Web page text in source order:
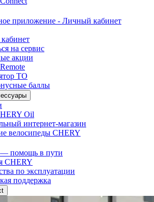
приложение - Личный кабинет
на сервис
акции
ТО
баллы
Oil
интернет-магазин
велосипеды CHERY
помощь в пути
CHERY
по эксплуатации
поддержка